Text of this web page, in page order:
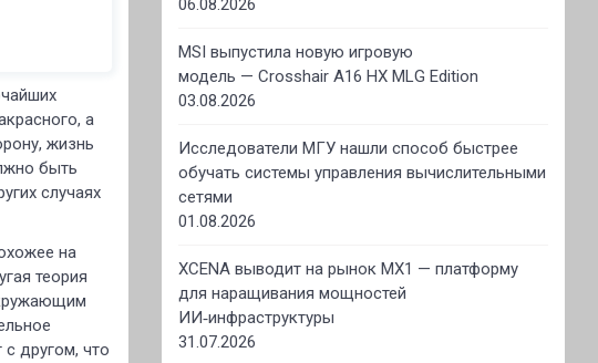
а
жизнь
быть
случаях
на
теория
другом, что
06.08.2026
MSI выпустила новую игровую
модель — Crosshair A16 HX MLG Edition
03.08.2026
Исследователи МГУ нашли способ быстрее
обучать системы управления вычислительными
сетями
01.08.2026
XCENA выводит на рынок MX1 — платформу
для наращивания мощностей
ИИ‑инфраструктуры
31.07.2026